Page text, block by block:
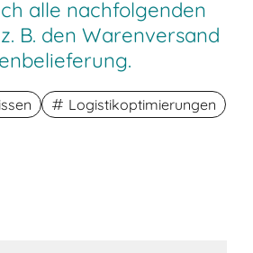
alle nachfolgenden
B. den Warenversand
Logistikoptimierungen